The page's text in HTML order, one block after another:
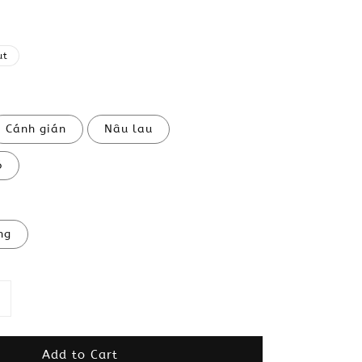
Cánh gián Nâu lau
Add to Cart